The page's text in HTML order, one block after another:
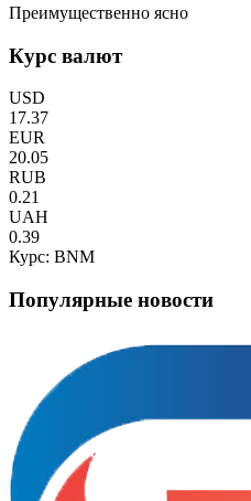
Преимущественно ясно
Курс валют
USD
17.37
EUR
20.05
RUB
0.21
UAH
0.39
Курс: BNM
Популярные новости